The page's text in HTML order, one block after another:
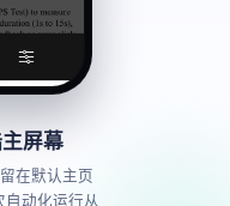
屏幕
在默认主页
自动化运行从